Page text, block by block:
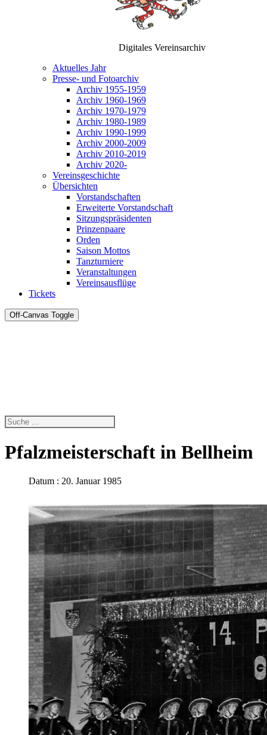
Digitales Vereinsarchiv
Aktuelles Jahr
Presse- und Fotoarchiv
Archiv 1955-1959
Archiv 1960-1969
Archiv 1970-1979
Archiv 1980-1989
Archiv 1990-1999
Archiv 2000-2009
Archiv 2010-2019
Archiv 2020-
Vereinsgeschichte
Übersichten
Vorstandschaften
Erweiterte Vorstandschaft
Sitzungspräsidenten
Prinzenpaare
Orden
Saison Mottos
Tanzturniere
Veranstaltungen
Vereinsausflüge
Tickets
Off-Canvas Toggle
Pfalzmeisterschaft in Bellheim
Datum : 20. Januar 1985